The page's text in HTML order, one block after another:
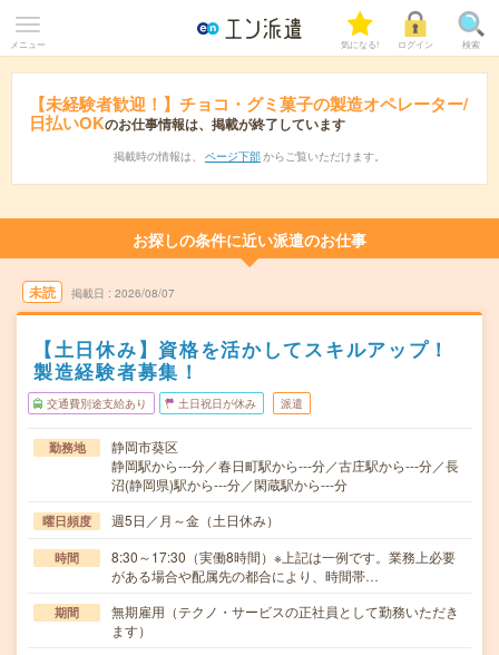
メニュー 気になる! ログイン 検索
【未経験者歓迎！】チョコ・グミ菓子の製造オペレーター/
日払いOKのお仕事情報は、掲載が終了しています
掲載時の情報は、 ページ下部 からご覧いただけます。
お探しの条件に近い派遣のお仕事
未読 掲載日 2026/08/07
【土日休み】資格を活かしてスキルアップ！
製造経験者募集！
交通費別途支給あり 土日祝日が休み 派遣
勤務地
静岡市葵区
静岡駅から---分／春日町駅から---分／古庄駅から---分／長
沼(静岡県)駅から---分／閑蔵駅から---分
曜日頻度 週5日／月～金（土日休み）
時間
8:30～17:30（実働8時間）※上記は一例です。業務上必要
がある場合や配属先の都合により、時間帯…
期間
無期雇用（テクノ・サービスの正社員として勤務いただき
ます）